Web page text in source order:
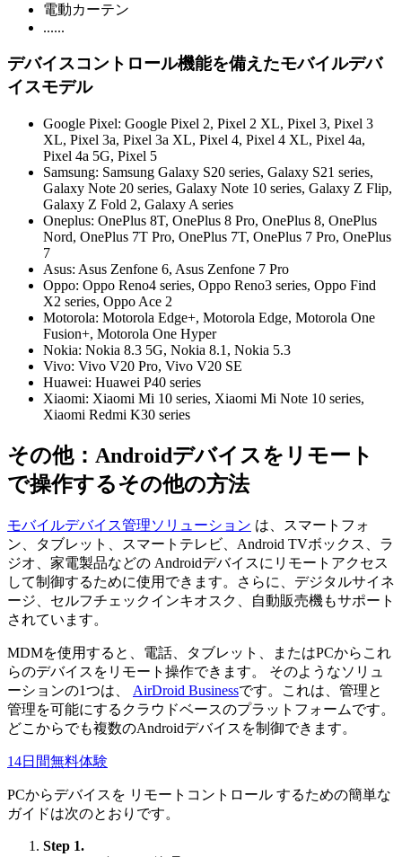
電動カーテン
......
デバイスコントロール機能を備えたモバイルデバ
イスモデル
Google Pixel: Google Pixel 2, Pixel 2 XL, Pixel 3, Pixel 3
XL, Pixel 3a, Pixel 3a XL, Pixel 4, Pixel 4 XL, Pixel 4a,
Pixel 4a 5G, Pixel 5
Samsung: Samsung Galaxy S20 series, Galaxy S21 series,
Galaxy Note 20 series, Galaxy Note 10 series, Galaxy Z Flip,
Galaxy Z Fold 2, Galaxy A series
Oneplus: OnePlus 8T, OnePlus 8 Pro, OnePlus 8, OnePlus
Nord, OnePlus 7T Pro, OnePlus 7T, OnePlus 7 Pro, OnePlus
7
Asus: Asus Zenfone 6, Asus Zenfone 7 Pro
Oppo: Oppo Reno4 series, Oppo Reno3 series, Oppo Find
X2 series, Oppo Ace 2
Motorola: Motorola Edge+, Motorola Edge, Motorola One
Fusion+, Motorola One Hyper
Nokia: Nokia 8.3 5G, Nokia 8.1, Nokia 5.3
Vivo: Vivo V20 Pro, Vivo V20 SE
Huawei: Huawei P40 series
Xiaomi: Xiaomi Mi 10 series, Xiaomi Mi Note 10 series,
Xiaomi Redmi K30 series
その他：Androidデバイスをリモート
で操作するその他の方法
モバイルデバイス管理ソリューション は、スマートフォ
ン、タブレット、スマートテレビ、Android TVボックス、ラ
ジオ、家電製品などの Androidデバイスにリモートアクセス
して制御するために使用できます。さらに、デジタルサイネ
ージ、セルフチェックインキオスク、自動販売機もサポート
されています。
MDMを使用すると、電話、タブレット、またはPCからこれ
らのデバイスをリモート操作できます。 そのようなソリュ
ーションの1つは、 AirDroid Businessです。これは、管理と
管理を可能にするクラウドベースのプラットフォームです。
どこからでも複数のAndroidデバイスを制御できます。
14日間無料体験
PCからデバイスを リモートコントロール するための簡単な
ガイドは次のとおりです。
Step 1.